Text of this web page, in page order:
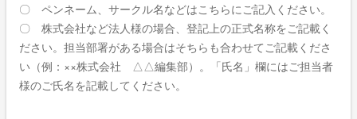
〇 ペンネーム、サークル名などはこちらにご記入ください。
〇 株式会社など法人様の場合、登記上の正式名称をご記載く
ださい。担当部署がある場合はそちらも合わせてご記載くださ
い（例：××株式会社 △△編集部）。「氏名」欄にはご担当者
様のご氏名を記載してください。